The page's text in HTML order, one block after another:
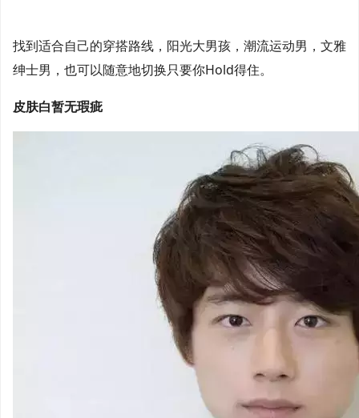
找到适合自己的穿搭路线，阳光大男孩，潮流运动男，文雅
绅士男，也可以随意地切换只要你Hold得住。
皮肤白暂无瑕疵